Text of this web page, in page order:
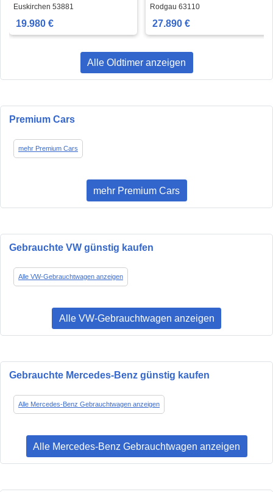
OLDTIMER
Euskirchen 53881
19.980 €
schönes restauriertes
Coupe
Rodgau 63110
27.890 €
Alle Oldtimer anzeigen
Premium Cars
mehr Premium Cars
mehr Premium Cars
Gebrauchte VW günstig kaufen
Alle VW-Gebrauchtwagen anzeigen
Alle VW-Gebrauchtwagen anzeigen
Gebrauchte Mercedes-Benz günstig kaufen
Alle Mercedes-Benz Gebrauchtwagen anzeigen
Alle Mercedes-Benz Gebrauchtwagen anzeigen